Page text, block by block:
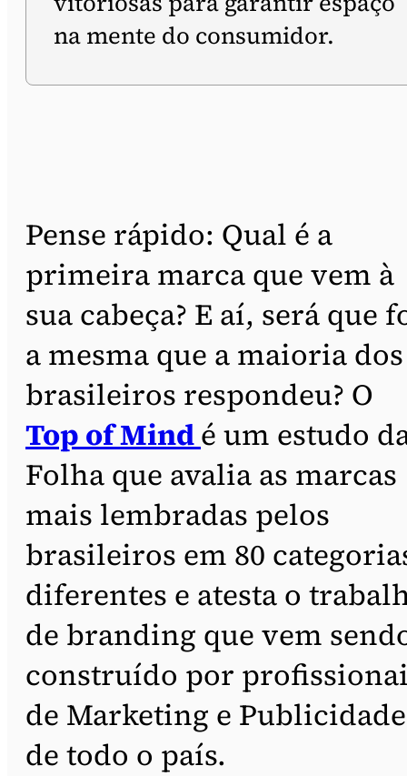
na mente do consumidor.
Pense rápido: Qual é a
primeira marca que vem à
sua cabeça? E aí, será que
a mesma que a maioria dos
brasileiros respondeu? O
Top of Mindé um estudo
Folha que avalia as marcas
mais lembradas pelos
brasileiros em 80
diferentes e atesta o
de branding que vem
construído por
de Marketing e Publicidade
de todo o país.